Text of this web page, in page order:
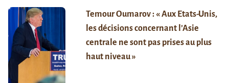
Temour Oumarov : « Aux Etats-Unis,
les décisions concernant l’Asie
centrale ne sont pas prises au plus
haut niveau »